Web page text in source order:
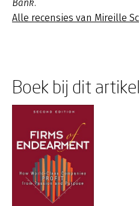
Bank.
Alle recensies van Mireille
Boek bij dit artikel